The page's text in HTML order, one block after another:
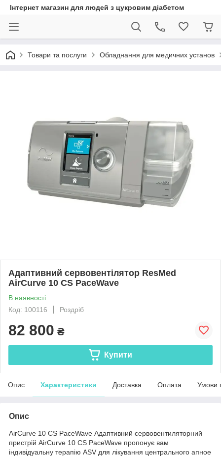
Інтернет магазин для людей з цукровим діабетом
Товари та послуги Обладнання для медичних установ
Адаптивний сервовентілятор ResMed
AirCurve 10 CS PaceWave
В наявності
Код: 100116
Роздріб
82 800 ₴
Купити
Опис Характеристики Доставка Оплата Умови
Опис
AirCurve 10 CS PaceWave Адаптивний сервовентиляторний
пристрій AirCurve 10 CS PaceWave пропонує вам
індивідуальну терапію ASV для лікування центрального апное